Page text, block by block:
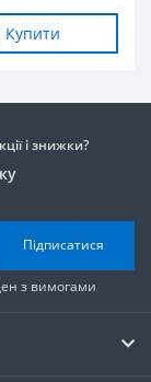
Купити
і знижки?
Підписатися
з вимогами